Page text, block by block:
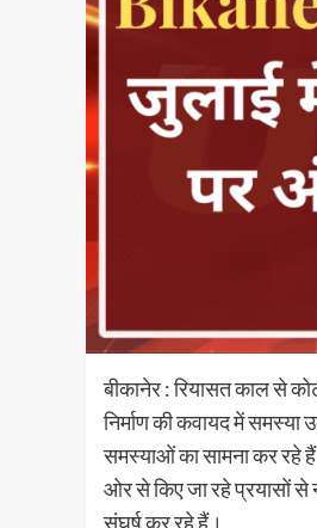
बीकानेर : रियासत काल से
निर्माण की कवायद में
समस्याओं का सामना कर रहे
ओर से किए जा रहे प्रयासों से
संघर्ष कर रहे हैं।